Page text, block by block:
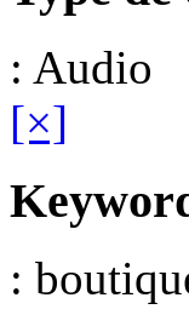
: Audio
[×]
: